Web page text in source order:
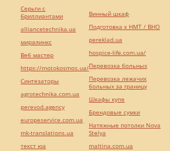
Серьги с
бриллиантами
alliancetechnika.ua
миралинкс
Веб мастер
https://motokosmos.ua/
Синтезаторы
agrotechnika.com.ua
perevod.agency
europeservice.com.ua
mk-translations.ua
текст юа
Винный шкаф
Подготовка к НМТ / ВНО
pereklad.ua
hospice-life.com.ua/
Перевозка больных
Перевозка лежачих
больных за границу
Шкафы купе
Брендовые сумки
Натяжные потолки Nova
Stelya
maltina.com.ua